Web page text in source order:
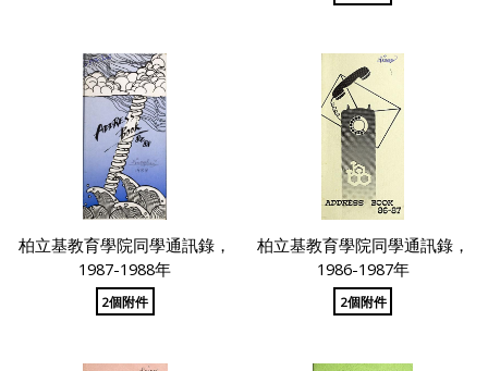
柏立基教育學院同學通訊錄，
1987-1988年
2個附件
柏立基教育學院同學通訊錄，
1986-1987年
2個附件